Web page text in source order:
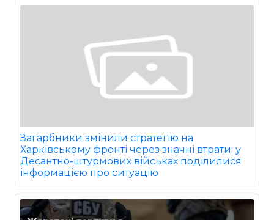
Загарбники змінили стратегію на
Харківському фронті через значні втрати: у
Десантно-штурмових військах поділилися
інформацією про ситуацію